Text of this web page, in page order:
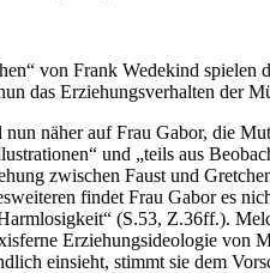
von Frank Wedekind
das Erziehungsverhalten der
näher auf Frau Gabor, die
und „teils aus
zwischen Faust und
findet Frau Gabor es
(S.53, Z.36ff.).
Erziehungsideologie von
einsieht, stimmt sie dem